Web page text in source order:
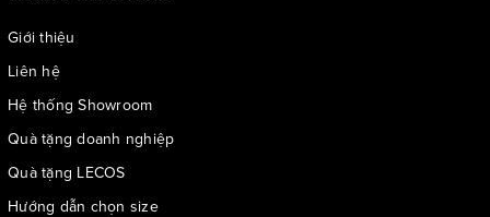
Giới thiệu
Liên hệ
Hệ thống Showroom
Quà tặng doanh nghiệp
Quà tặng LECOS
Hướng dẫn chọn size